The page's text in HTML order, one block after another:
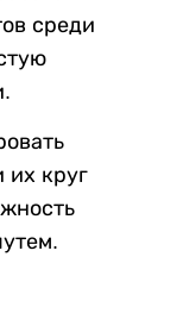
среди
их круг